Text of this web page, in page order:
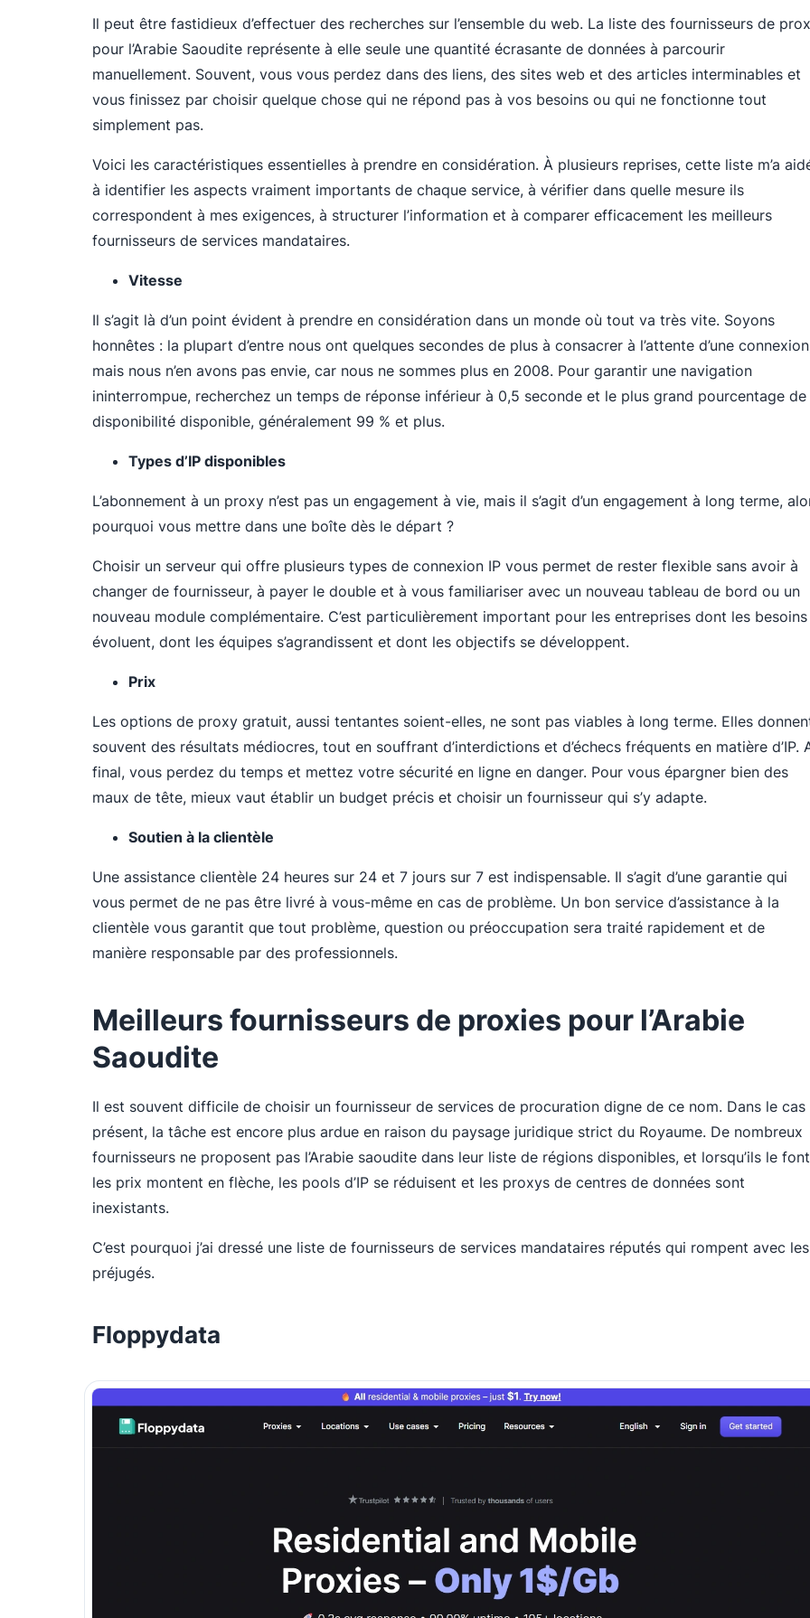
Il peut être fastidieux d’effectuer des recherches sur l’ensemble du web. La liste des fournisseurs de
pour l’Arabie Saoudite représente à elle seule une quantité écrasante de données à parcourir
manuellement. Souvent, vous vous perdez dans des liens, des sites web et des articles interminables et
vous finissez par choisir quelque chose qui ne répond pas à vos besoins ou qui ne fonctionne tout
simplement pas.
Voici les caractéristiques essentielles à prendre en considération. À plusieurs reprises, cette liste m’a
à identifier les aspects vraiment importants de chaque service, à vérifier dans quelle mesure ils
correspondent à mes exigences, à structurer l’information et à comparer efficacement les meilleurs
fournisseurs de services mandataires.
Vitesse
Il s’agit là d’un point évident à prendre en considération dans un monde où tout va très vite. Soyons
honnêtes : la plupart d’entre nous ont quelques secondes de plus à consacrer à l’attente d’une
mais nous n’en avons pas envie, car nous ne sommes plus en 2008. Pour garantir une navigation
ininterrompue, recherchez un temps de réponse inférieur à 0,5 seconde et le plus grand pourcentage de
disponibilité disponible, généralement 99 % et plus.
Types d’IP disponibles
L’abonnement à un proxy n’est pas un engagement à vie, mais il s’agit d’un engagement à long terme,
pourquoi vous mettre dans une boîte dès le départ ?
Choisir un serveur qui offre plusieurs types de connexion IP vous permet de rester flexible sans avoir à
changer de fournisseur, à payer le double et à vous familiariser avec un nouveau tableau de bord ou un
nouveau module complémentaire. C’est particulièrement important pour les entreprises dont les besoins
évoluent, dont les équipes s’agrandissent et dont les objectifs se développent.
Prix
Les options de proxy gratuit, aussi tentantes soient-elles, ne sont pas viables à long terme. Elles
souvent des résultats médiocres, tout en souffrant d’interdictions et d’échecs fréquents en matière d’IP.
final, vous perdez du temps et mettez votre sécurité en ligne en danger. Pour vous épargner bien des
maux de tête, mieux vaut établir un budget précis et choisir un fournisseur qui s’y adapte.
Soutien à la clientèle
Une assistance clientèle 24 heures sur 24 et 7 jours sur 7 est indispensable. Il s’agit d’une garantie qui
vous permet de ne pas être livré à vous-même en cas de problème. Un bon service d’assistance à la
clientèle vous garantit que tout problème, question ou préoccupation sera traité rapidement et de
manière responsable par des professionnels.
Meilleurs fournisseurs de proxies pour l’Arabie
Saoudite
Il est souvent difficile de choisir un fournisseur de services de procuration digne de ce nom. Dans le cas
présent, la tâche est encore plus ardue en raison du paysage juridique strict du Royaume. De nombreux
fournisseurs ne proposent pas l’Arabie saoudite dans leur liste de régions disponibles, et lorsqu’ils le
les prix montent en flèche, les pools d’IP se réduisent et les proxys de centres de données sont
inexistants.
C’est pourquoi j’ai dressé une liste de fournisseurs de services mandataires réputés qui rompent avec les
préjugés.
Floppydata